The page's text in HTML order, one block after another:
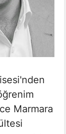
Marmara